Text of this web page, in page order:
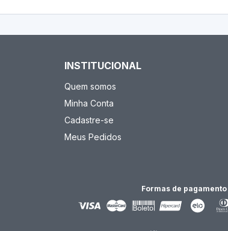
INSTITUCIONAL
Quem somos
Minha Conta
Cadastre-se
Meus Pedidos
Formas de pagamento